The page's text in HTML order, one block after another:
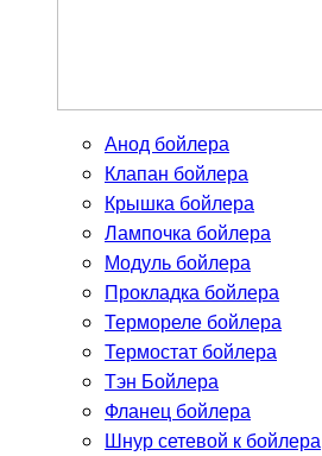
Анод бойлера
Клапан бойлера
Крышка бойлера
Лампочка бойлера
Модуль бойлера
Прокладка бойлера
Термореле бойлера
Термостат бойлера
Тэн Бойлера
Фланец бойлера
Шнур сетевой к бойлера